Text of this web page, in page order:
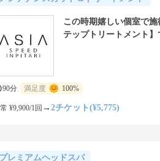
この時期嬉しい個室で
テップトリートメント】
90分 満足度 100%
¥9,900/1回 → 2チケット(¥5,775)
レミアムヘッドスパ